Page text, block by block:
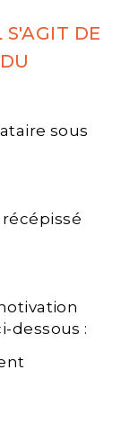
S'AGIT DE
sous
dessous :